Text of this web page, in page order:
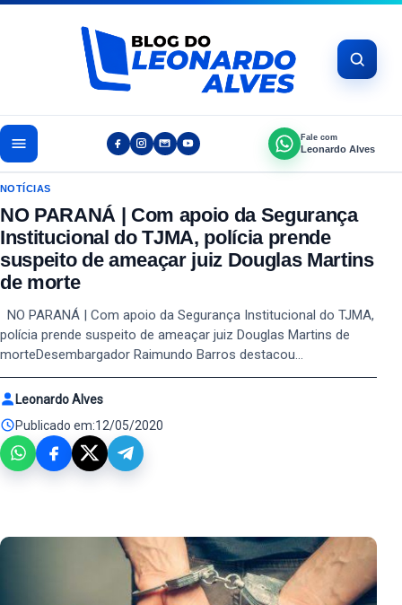
Pular para o conteúdo
Fale com
Leonardo Alves
NOTÍCIAS
NO PARANÁ | Com apoio da Segurança
Institucional do TJMA, polícia prende
suspeito de ameaçar juiz Douglas Martins
de morte
NO PARANÁ | Com apoio da Segurança Institucional do TJMA,
polícia prende suspeito de ameaçar juiz Douglas Martins de
morteDesembargador Raimundo Barros destacou…
Leonardo Alves
Publicado em:12/05/2020